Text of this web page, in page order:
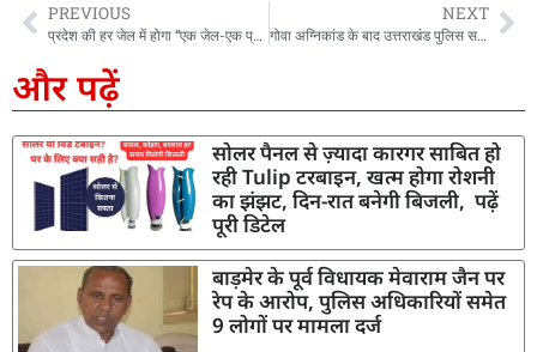
PREVIOUS
प्रदेश की हर जेल में होगा “एक जेल-एक प्रोडक्ट” का विकास, सीएम धामी ने जेल विकास बोर्ड बैठक में दिए अधिकारियों को निर्देश
NEXT
गोवा अग्निकांड के बाद उत्तराखंड पुलिस सतर्क, DGP ने सभी प्रतिष्ठानों में फायर सेफ्टी ऑडिट का दिया निर्देश
और पढ़ें
सोलर पैनल से ज़्यादा कारगर साबित हो
रही Tulip टरबाइन, खत्म होगा रोशनी
का झंझट, दिन-रात बनेगी बिजली, पढ़ें
पूरी डिटेल
बाड़मेर के पूर्व विधायक मेवाराम जैन पर
रेप के आरोप, पुलिस अधिकारियों समेत
9 लोगों पर मामला दर्ज